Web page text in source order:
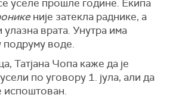
уселе прошле године. Екипа
није затекла раднике, а
улазна врата. Унутра има
подруму воде.
Татјана Чопа каже да је
по уговору 1. јула, али да
испоштован.